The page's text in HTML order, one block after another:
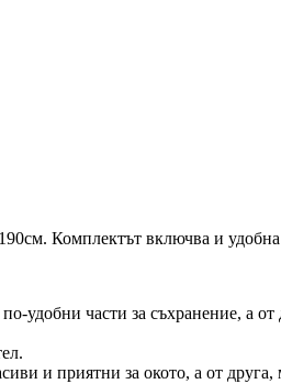
Комплектът включва и удобна
удобни части за съхранение, а
и приятни за окото, а от